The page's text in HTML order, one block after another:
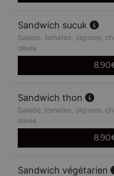
Sandwich sucuk
Salade, tomates, oignons,
olives
8.90
Sandwich thon
Salade, tomates, oignons,
olives
8.90
Sandwich végétarien